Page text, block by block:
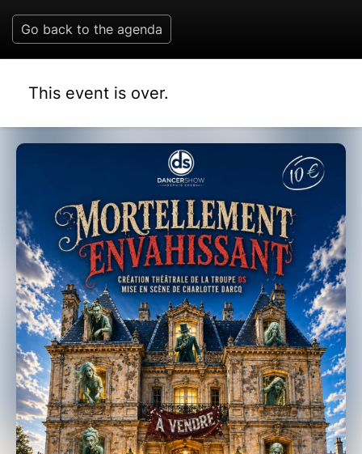
Go back to the agenda
This event is over.